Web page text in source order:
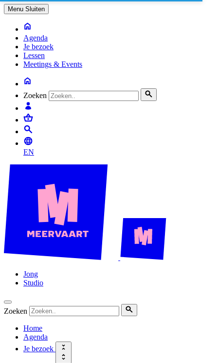
Menu Sluiten
Agenda
Je bezoek
Lessen
Meetings & Events
Zoeken
EN
Jong
Studio
Zoeken
Home
Agenda
Je bezoek